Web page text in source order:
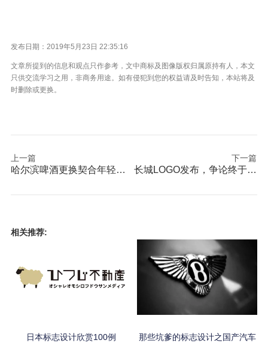
发布日期：2019年5月23日 22:35:16
文章所提到的信息和观点只作参考，文中商标及图像版权归属原持有人，本文
只供交流学习之用，非商务用途。如有侵犯到您的权益请及时告知，本站将及
时删除或更换。
上一篇
哈尔滨啤酒更换契合年轻人想法全新标志
下一篇
长城LOGO发布，争论终于落锤
相关推荐:
日本标志设计欣赏100例
那些坑爹的标志设计之国产汽车